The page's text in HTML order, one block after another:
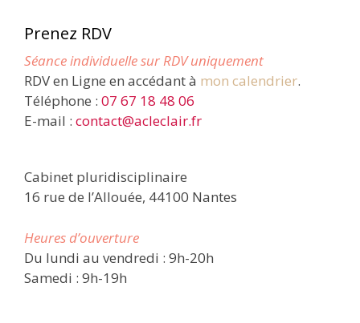
Prenez RDV
Séance individuelle sur RDV uniquement
RDV en Ligne en accédant à mon calendrier.
Téléphone : 07 67 18 48 06
E-mail : contact@acleclair.fr
Cabinet pluridisciplinaire
16 rue de l’Allouée, 44100 Nantes
Heures d’ouverture
Du lundi au vendredi : 9h-20h
Samedi : 9h-19h